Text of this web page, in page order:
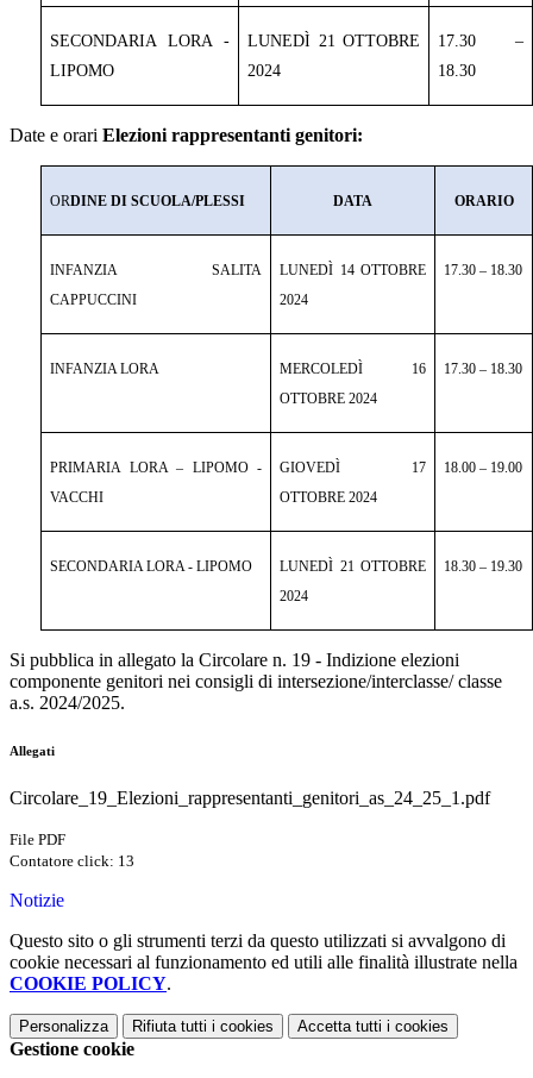
SECONDARIA LORA -
LIPOMO
LUNEDÌ 21 OTTOBRE
2024
17.30 –
18.30
Date e orari Elezioni rappresentanti genitori:
ORDINE DI SCUOLA/PLESSI DATA ORARIO
INFANZIA SALITA
CAPPUCCINI
LUNEDÌ 14 OTTOBRE
2024
17.30 – 18.30
INFANZIALORA
MERCOLEDÌ 16
OTTOBRE 2024
17.30 – 18.30
PRIMARIA LORA – LIPOMO -
VACCHI
GIOVEDÌ 17
OTTOBRE 2024
18.00 – 19.00
SECONDARIALORA - LIPOMO
LUNEDÌ 21 OTTOBRE
2024
18.30 – 19.30
Si pubblica in allegato la Circolare n. 19 - Indizione elezioni
componente genitori nei consigli di intersezione/interclasse/ classe
a.s. 2024/2025.
Allegati
Circolare_19_Elezioni_rappresentanti_genitori_as_24_25_1.pdf
File PDF
Contatore click: 13
Notizie
Questo sito o gli strumenti terzi da questo utilizzati si avvalgono di
cookie necessari al funzionamento ed utili alle finalità illustrate nella
COOKIE POLICY.
Personalizza Rifiuta tutti i cookies Accetta tutti i cookies
Gestione cookie